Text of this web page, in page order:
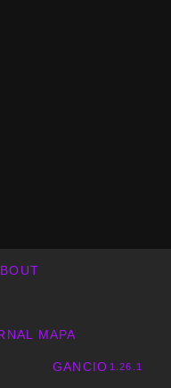
MAPA
GANCIO 1.26.1